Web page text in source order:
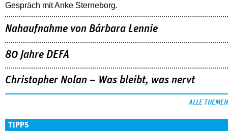
Gespräch mit Anke Sterneborg.
Nahaufnahme von Bárbara Lennie
80 Jahre DEFA
Christopher Nolan – Was bleibt, was nervt
ALLE THEMEN
TIPPS